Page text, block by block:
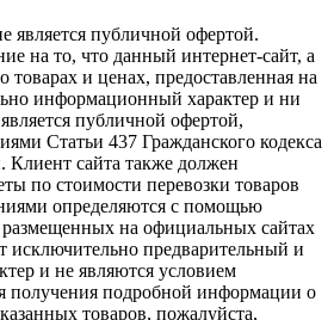
является публичной офертой.
на то, что данный интернет-сайт, а
товарах и ценах, предоставленная на
информационный характер и ни
публичной офертой,
Статьи 437 Гражданского кодекса
Клиент сайта также должен
по стоимости перевозки товаров
определяются с помощью
размещенных на официальных сайтах
исключительно предварительный и
и не являются условием
получения подробной информации о
товаров, пожалуйста,